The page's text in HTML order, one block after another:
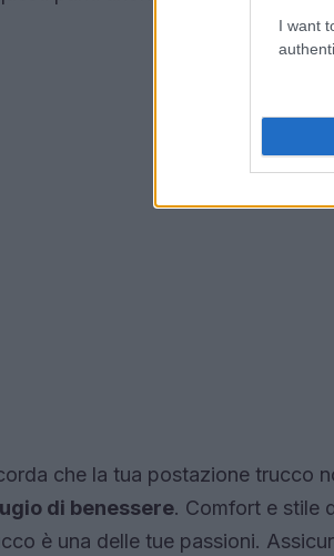
I want
che la tua postazione trucco
di benessere. Comfort e stile
è una delle tue passioni.